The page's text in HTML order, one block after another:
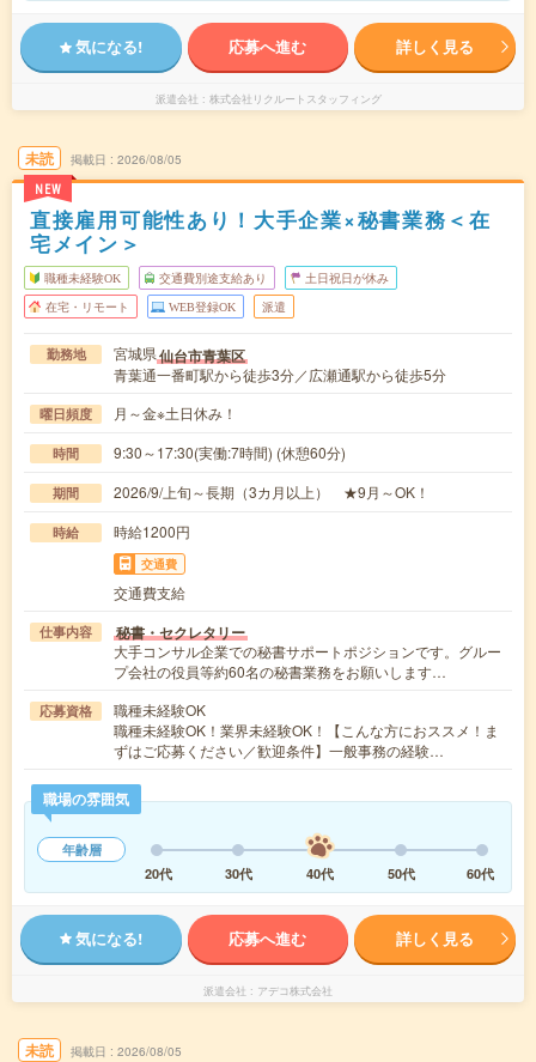
気になる! 応募へ進む 詳しく見る
派遣会社 株式会社リクルートスタッフィング
未読
NEW
掲載日 2026/08/05
直接雇用可能性あり！大手企業×秘書業務＜在
宅メイン＞
職種未経験OK 交通費別途支給あり 土日祝日が休み
在宅・リモート WEB登録OK 派遣
勤務地 宮城県仙台市青葉区
青葉通一番町駅から徒歩3分／広瀬通駅から徒歩5分
曜日頻度 月～金※土日休み！
時間 9:30～17:30(実働:7時間) (休憩60分)
期間 2026/9/上旬～長期（3カ月以上） ★9月～OK！
時給 時給1200円
交通費
交通費支給
仕事内容 秘書・セクレタリー
大手コンサル企業での秘書サポートポジションです。グルー
プ会社の役員等約60名の秘書業務をお願いします…
応募資格
職種未経験OK
職種未経験OK！業界未経験OK！【こんな方におススメ！ま
ずはご応募ください／歓迎条件】一般事務の経験…
職場の雰囲気
年齢層
20代
30代 40代 50代 60代
気になる! 応募へ進む 詳しく見る
派遣会社 アデコ株式会社
未読 掲載日 2026/08/05